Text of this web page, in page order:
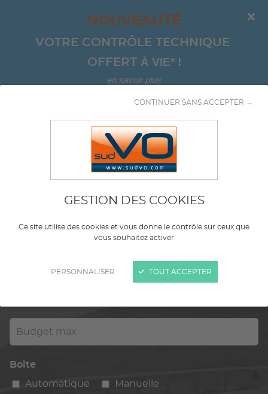
GESTION DES COOKIES
Ce site utilise des cookies et vous donne le contrôle sur ceux que
vous souhaitez activer
PERSONNALISER
CONTINUER SANS ACCEPTER →
TOUT ACCEPTER
NOUVEAUTÉ
VOTRE CONTRÔLE TECHNIQUE
OFFERT À VIE*!
en savoir plus
Aller au contenu
Budget max
Boîte
Automatique
Manuelle